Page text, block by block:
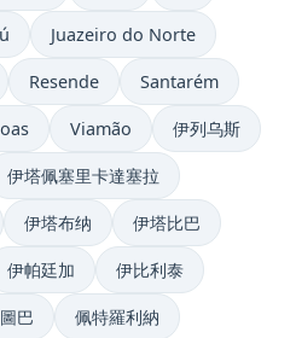
Juazeiro do Norte
Resende Santarém
Viamão 伊列乌斯
伊塔佩塞里卡達塞拉
伊塔布纳 伊塔比巴
伊帕廷加 伊比利泰
巴 佩特羅利納